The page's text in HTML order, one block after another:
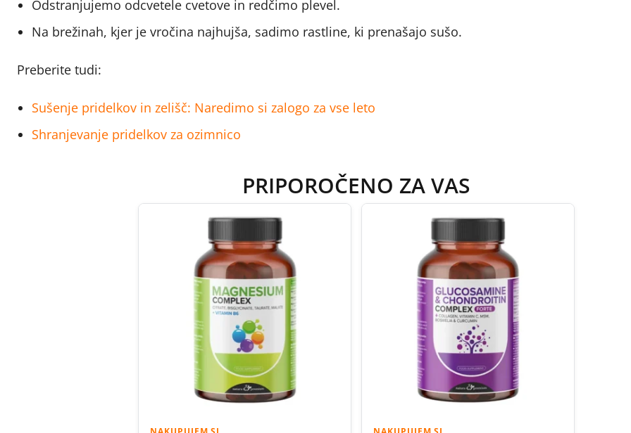
Odstranjujemo odcvetele cvetove in redčimo plevel.
Na brežinah, kjer je vročina najhujša, sadimo rastline, ki prenašajo sušo.
Preberite tudi:
Sušenje pridelkov in zelišč: Naredimo si zalogo za vse leto
Shranjevanje pridelkov za ozimnico
PRIPOROČENO ZA VAS
NAKUPUJEM.SI NAKUPUJEM.SI